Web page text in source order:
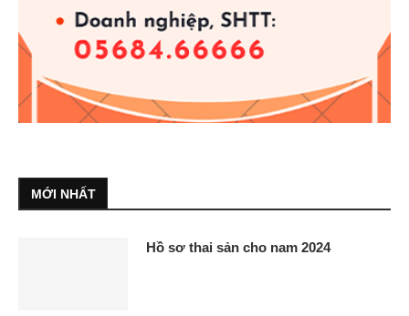
MỚI NHẤT
Hồ sơ thai sản cho nam 2024